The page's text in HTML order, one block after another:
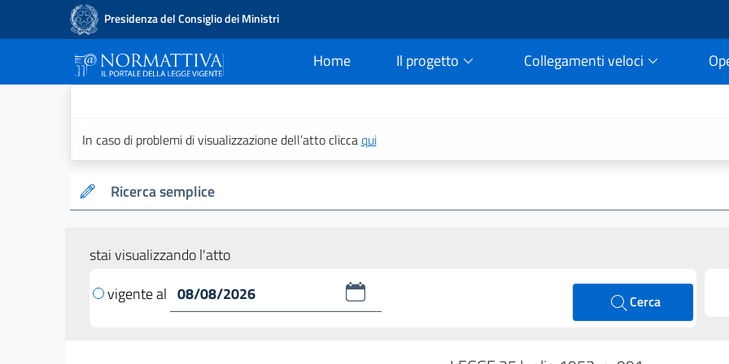
Presidenza del Consiglio dei Ministri
Home
current Il progetto Collegamenti veloci
In caso di problemi di visualizzazione dell’atto cliccaqui
Ricerca semplice
stai visualizzando l'atto
vigente al
Cerca